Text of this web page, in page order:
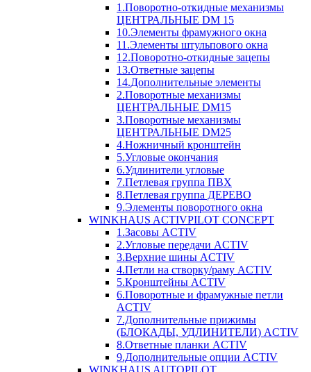
1.Поворотно-откидные механизмы
ЦЕНТРАЛЬНЫЕ DM 15
10.Элементы фрамужного окна
11.Элементы штульпового окна
12.Поворотно-откидные зацепы
13.Ответные зацепы
14.Дополнительные элементы
2.Поворотные механизмы
ЦЕНТРАЛЬНЫЕ DM15
3.Поворотные механизмы
ЦЕНТРАЛЬНЫЕ DM25
4.Ножничный кронштейн
5.Угловые окончания
6.Удлинители угловые
7.Петлевая группа ПВХ
8.Петлевая группа ДЕРЕВО
9.Элементы поворотного окна
WINKHAUS ACTIVPILOT CONCEPT
1.Засовы ACTIV
2.Угловые передачи ACTIV
3.Верхние шины ACTIV
4.Петли на створку/раму ACTIV
5.Кронштейны ACTIV
6.Поворотные и фрамужные петли
ACTIV
7.Дополнительные прижимы
(БЛОКАДЫ, УДЛИНИТЕЛИ) ACTIV
8.Ответные планки ACTIV
9.Дополнительные опции ACTIV
WINKHAUS AUTOPILOT